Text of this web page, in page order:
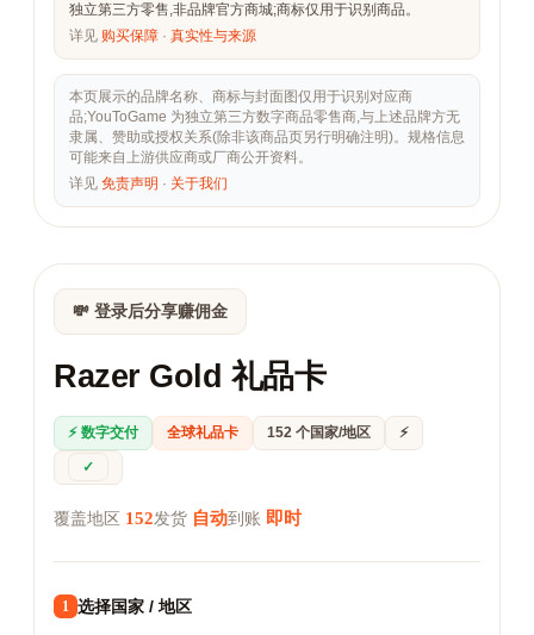
独立第三方零售,非品牌官方商城;商标仅用于识别商品。
详见 购买保障 · 真实性与来源
本页展示的品牌名称、商标与封面图仅用于识别对应商
品;YouToGame 为独立第三方数字商品零售商,与上述品牌方无
隶属、赞助或授权关系(除非该商品页另行明确注明)。规格信息
可能来自上游供应商或厂商公开资料。
详见 免责声明 · 关于我们
💸 登录后分享赚佣金
Razer Gold 礼品卡
⚡ 数字交付 全球礼品卡 152 个国家/地区 ⚡
✓
覆盖地区 152发货 自动到账 即时
1 选择国家 / 地区